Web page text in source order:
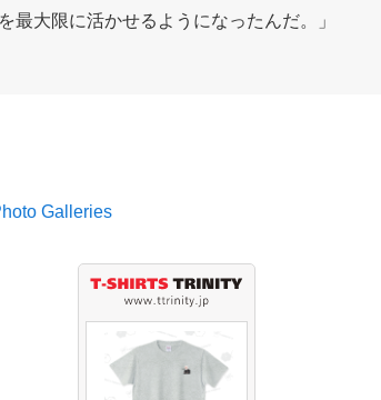
最大限に活かせるようになったんだ。」
Galleries